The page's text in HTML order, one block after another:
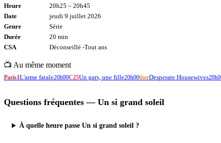
Heure
20h25 – 20h45
Date
jeudi 9 juillet 2026
Genre
Série
Durée
20 min
CSA
Déconseillé -Tout ans
📺 Au même moment
Paris1L'arme fatale20h00C25Un gars, une fille20h006terDesperate Housewives
Questions fréquentes — Un si grand soleil
À quelle heure passe Un si grand soleil ?